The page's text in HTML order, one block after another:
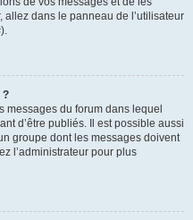
dans le panneau de l’utilisateur
).
?
messages du forum dans lequel
d’être publiés. Il est possible aussi
groupe dont les messages doivent
l’administrateur pour plus